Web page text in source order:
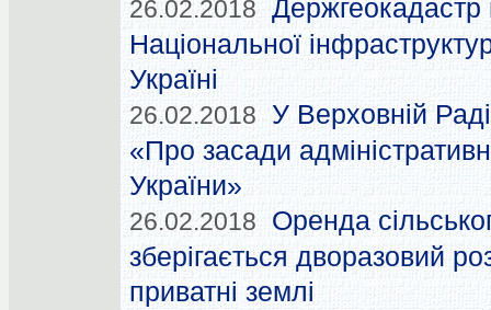
26.02.2018 Держгеокадастр
Національної
Україні
26.02.2018 У Верховній
«Про засади
України»
26.02.2018
Оренда
зберігається дворазовий
приватні землі